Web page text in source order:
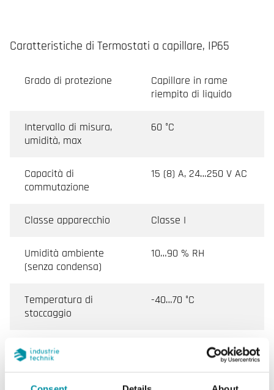
Caratteristiche di Termostati a capillare, IP65
Grado di protezione
Capillare in rame
riempito di liquido
Intervallo di misura,
umidità, max
60 °C
Capacità di
commutazione
15 (8) A, 24…250 V AC
Classe apparecchio Classe I
Umidità ambiente
(senza condensa)
10…90 % RH
Temperatura di
stoccaggio
-40…70 °C
Umidità di stoccaggio